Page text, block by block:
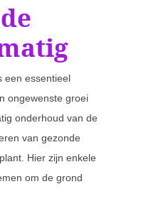
een essentieel
ongewenste groei
onderhoud van de
van gezonde
Hier zijn enkele
om de grond